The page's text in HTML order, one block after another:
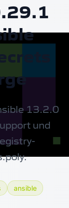
13.2.0
und
ansible